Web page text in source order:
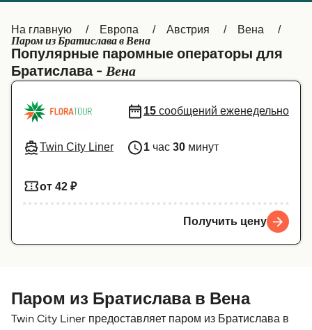
Italia Canada (FR)
Canada België (NL)
Ελλάδα Belgique (FR)
Polska Deutschland
На главную Европа Австрия Вена
Паром из Братислава в Вена
Популярные паромные операторы для
Братислава - Вена
Twin City Liner
15 сообщений еженедельно
1 час 30 минут
от 42 ₽
Получить цену
Паром из Братислава в Вена
Twin City Liner предоставляет паром из Братислава в